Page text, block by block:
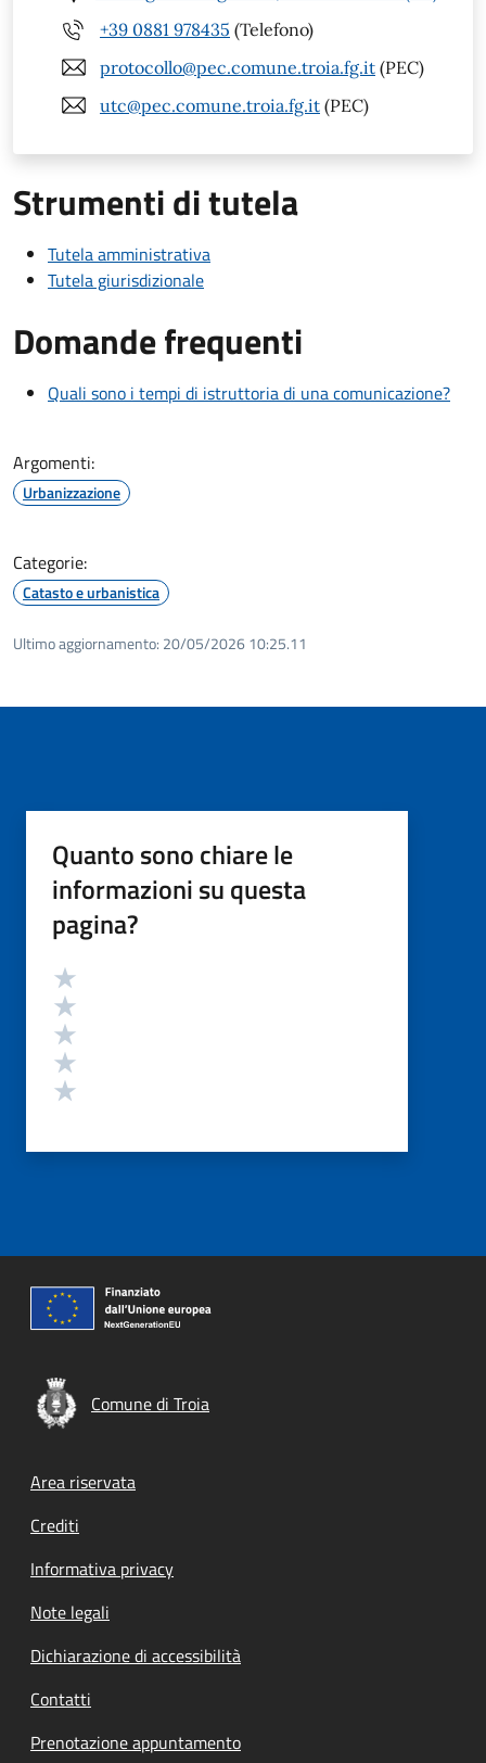
+39 0881 978435 (Telefono)
protocollo@pec.comune.troia.fg.it (PEC)
utc@pec.comune.troia.fg.it (PEC)
Strumenti di tutela
Tutela amministrativa
Tutela giurisdizionale
Domande frequenti
Quali sono i tempi di istruttoria di una comunicazione?
Argomenti:
Urbanizzazione
Categorie:
Catasto e urbanistica
Ultimo aggiornamento: 20/05/2026 10:25.11
Quanto sono chiare le
informazioni su questa
pagina?
Valutazione
Comune di Troia
Footer menu
Area riservata
Crediti
Informativa privacy
Note legali
Dichiarazione di accessibilità
Contatti
Prenotazione appuntamento